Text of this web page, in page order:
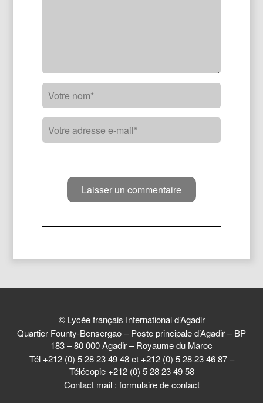
© Lycée français International d’Agadir
Quartier Founty-Bensergao – Poste principale d’Agadir – BP
183 – 80 000 Agadir – Royaume du Maroc
Tél +212 (0) 5 28 23 49 48 et +212 (0) 5 28 23 46 87 –
Télécopie +212 (0) 5 28 23 49 58
Contact mail : formulaire de contact